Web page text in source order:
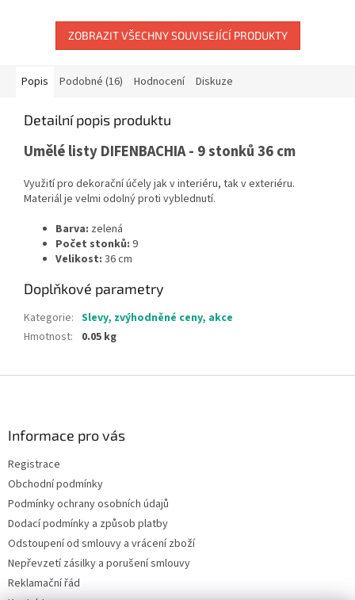
ZOBRAZIT VŠECHNY SOUVISEJÍCÍ PRODUKTY
Popis Podobné (16) Hodnocení Diskuze
Detailní popis produktu
Umělé listy DIFENBACHIA - 9 stonků 36 cm
Využití pro dekorační účely jak v interiéru, tak v exteriéru.
Materiál je velmi odolný proti vyblednutí.
Barva: zelená
Počet stonků: 9
Velikost: 36 cm
Doplňkové parametry
Kategorie: Slevy, zvýhodněné ceny, akce
Hmotnost: 0.05 kg
Informace pro vás
Registrace
Obchodní podmínky
Podmínky ochrany osobních údajů
Dodací podmínky a způsob platby
Odstoupení od smlouvy a vrácení zboží
Nepřevzetí zásilky a porušení smlouvy
Reklamační řád